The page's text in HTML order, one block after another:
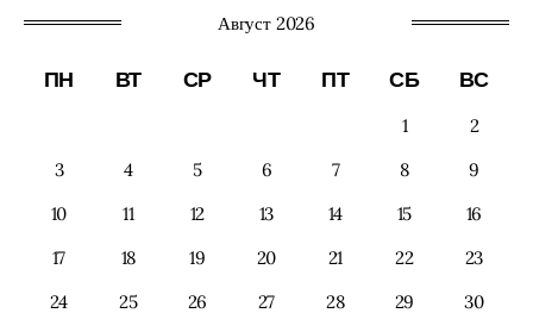
Август 2026
ПН ВТ СР ЧТ ПТ СБ ВС
1
2
3
4 5 6 7 8
9
10
11 12 13 14 15
16
17
18 19 20 21 22
23
24
25 26 27 28 29
30